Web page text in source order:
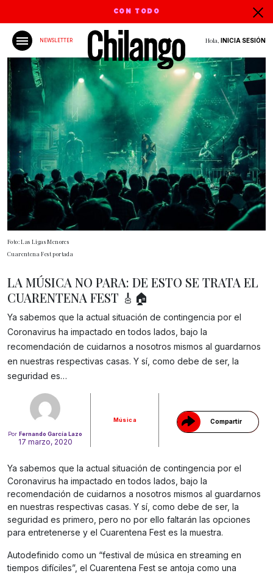
CON TODO
NEWSLETTER Hola, INICIA SESIÓN
Foto: Las Ligas Menores
Cuarentena Fest portada
PorFernando García Lazo
17 marzo, 2020
Música Compartir
Gracias!
LA MÚSICA NO PARA: DE ESTO SE TRATA EL
CUARENTENA FEST 🎸🏠
Ya sabemos que la actual situación de contingencia por el
Coronavirus ha impactado en todos lados, bajo la
recomendación de cuidarnos a nosotros mismos al guardarnos
en nuestras respectivas casas. Y sí, como debe de ser, la
seguridad es…
Ya sabemos que la actual situación de contingencia por el
Coronavirus ha impactado en todos lados, bajo la
recomendación de cuidarnos a nosotros mismos al guardarnos
en nuestras respectivas casas. Y sí, como debe de ser, la
seguridad es primero, pero no por ello faltarán las opciones
para entretenerse y el Cuarentena Fest es la muestra.
Autodefinido como un “festival de música en streaming en
tiempos difíciles”, el Cuarentena Fest se antoja como una